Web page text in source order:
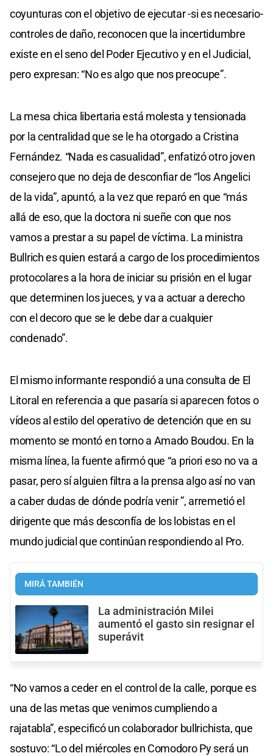
coyunturas con el objetivo de ejecutar -si es necesario-
controles de daño, reconocen que la incertidumbre
existe en el seno del Poder Ejecutivo y en el Judicial,
pero expresan: “No es algo que nos preocupe”.
La mesa chica libertaria está molesta y tensionada
por la centralidad que se le ha otorgado a Cristina
Fernández. “Nada es casualidad”, enfatizó otro joven
consejero que no deja de desconfiar de “los Angelici
de la vida”, apuntó, a la vez que reparó en que “más
allá de eso, que la doctora ni sueñe con que nos
vamos a prestar a su papel de víctima. La ministra
Bullrich es quien estará a cargo de los procedimientos
protocolares a la hora de iniciar su prisión en el lugar
que determinen los jueces, y va a actuar a derecho
con el decoro que se le debe dar a cualquier
condenado”.
El mismo informante respondió a una consulta de El
Litoral en referencia a que pasaría si aparecen fotos o
vídeos al estilo del operativo de detención que en su
momento se montó en torno a Amado Boudou. En la
misma línea, la fuente afirmó que “a priori eso no va a
pasar, pero sí alguien filtra a la prensa algo así no van
a caber dudas de dónde podría venir ”, arremetió el
dirigente que más desconfía de los lobistas en el
mundo judicial que continúan respondiendo al Pro.
MIRÁ TAMBIÉN
La administración Milei
aumentó el gasto sin resignar el
superávit
“No vamos a ceder en el control de la calle, porque es
una de las metas que venimos cumpliendo a
rajatabla”, especificó un colaborador bullrichista, que
sostuvo: “Lo del miércoles en Comodoro Py será un